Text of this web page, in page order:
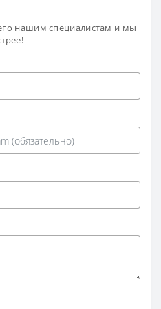
нашим специалистам и мы